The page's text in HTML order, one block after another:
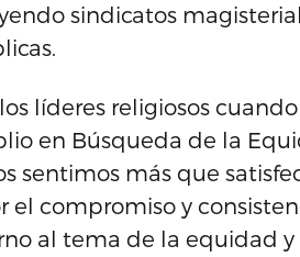
sindicatos
líderes religiosos
en Búsqueda de la
sentimos más que
el compromiso y
al tema de la equidad y